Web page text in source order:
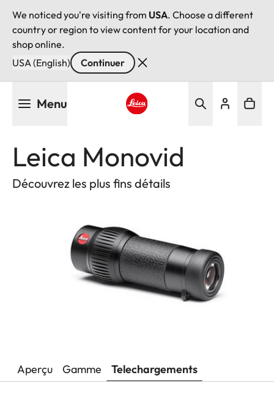
We noticed you're visiting from USA. Choose a different
country or region to view content for your location and
shop online.
USA (English)
Continuer
Menu
Leica Monovid
Découvrez les plus fins détails
Aperçu Gamme Telechargements